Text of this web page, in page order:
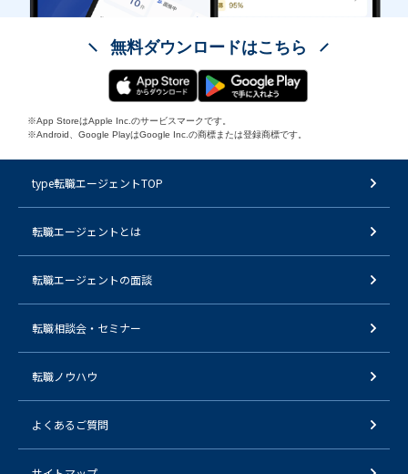
無料ダウンロードはこちら
※App StoreはApple Inc.のサービスマークです。
※Android、Google PlayはGoogle Inc.の商標または登録商標です。
type転職エージェントTOP
転職エージェントとは
転職エージェントの面談
転職相談会・セミナー
転職ノウハウ
よくあるご質問